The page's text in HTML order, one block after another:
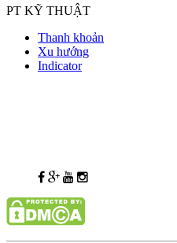
PT KỸ THUẬT
Thanh khoản
Xu hướng
Indicator